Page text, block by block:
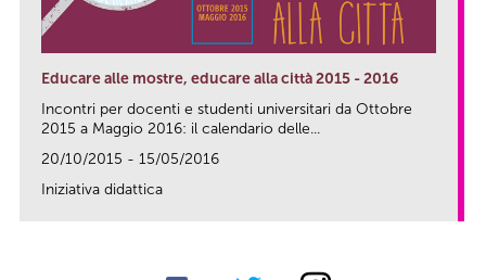
Educare alle mostre, educare alla città 2015 - 2016
Incontri per docenti e studenti universitari da Ottobre
2015 a Maggio 2016: il calendario delle...
20/10/2015 - 15/05/2016
Iniziativa didattica